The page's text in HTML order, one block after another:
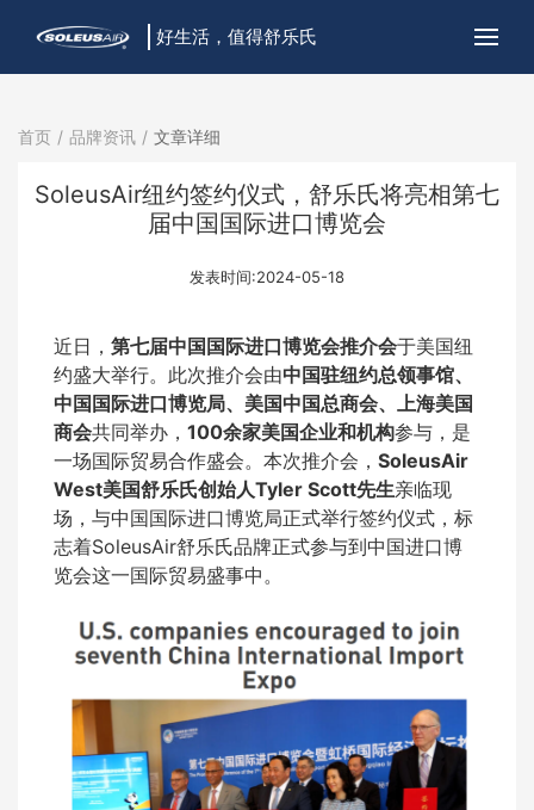
好生活，值得舒乐氏
首页 品牌资讯 文章详细
SoleusAir纽约签约仪式，舒乐氏将亮相第七
届中国国际进口博览会
发表时间:2024-05-18
近日， 第七届中国国际进口博览会推介会于美国纽
约盛大举行。此次推介会由中国驻纽约总领事馆、
中国国际进口博览局、美国中国总商会、上海美国
商会共同举办， 100余家美国企业和机构参与，是
一场国际贸易合作盛会。本次推介会， SoleusAir
West美国舒乐氏创始人Tyler Scott先生亲临现
场，与中国国际进口博览局正式举行签约仪式，标
志着SoleusAir舒乐氏品牌正式参与到中国进口博
览会这一国际贸易盛事中。